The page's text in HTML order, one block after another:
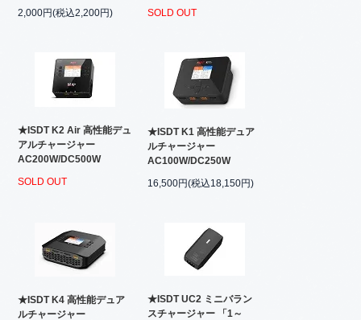
2,000円(税込2,200円)
SOLD OUT
★ISDT K2 Air 高性能デュ
アルチャージャー
AC200W/DC500W
SOLD OUT
★ISDT K1 高性能デュア
ルチャージャー
AC100W/DC250W
16,500円(税込18,150円)
★ISDT K4 高性能デュア
ルチャージャー
★ISDT UC2 ミニバラン
スチャージャー 「1～